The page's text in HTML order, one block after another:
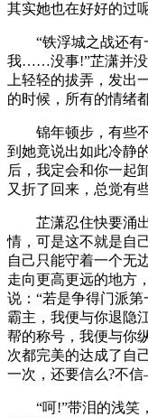
其实她也在好好的过
“铁浮城之战还有
我……没事!”芷潇并没
上轻轻的拔弄，发出
的时候，所有的情绪
锦年顿步，有些不
到她竟说出如此冷静
后，我定会和你一起
又折了回来，总觉有
芷潇忍住快要涌出
情，可是这不就是自
自己只能守着一个无
走向更高更远的地方
说：“若是争得门派
霸主，我便与你退隐
帮的称号，我便与你
次都完美的达成了自
一次，还要信么?不
“呵!”带泪的浅笑，